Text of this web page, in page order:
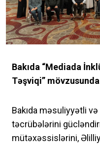
Bakıda “Mediada
Təşviqi”
Bakıda məsuliyyətli
təcrübələrini
mütəxəssislərini,